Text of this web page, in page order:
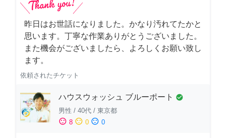
昨日はお世話になりました。かなり汚れてたかと
思います。丁寧な作業ありがとうございました。
また機会がございましたら、よろしくお願い致し
ます。
依頼されたチケット
ハウスウォッシュ ブルーポート check_circle
男性 / 40代 / 東京都
sentiment_satisfied 8 sentiment_neutral 0 sentiment_dissatisfied 0